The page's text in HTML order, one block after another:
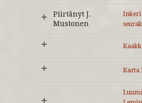
Piirtänyt J.
Mustonen
Inkeri
Karta